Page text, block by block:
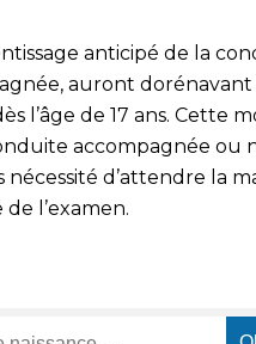
anticipé de la
auront dorénavant
l’âge de 17 ans. Cette
accompagnée ou
d’attendre la
l’examen.